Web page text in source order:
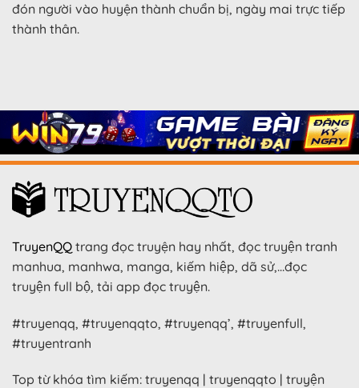
đón người vào huyện thành chuẩn bị, ngày mai trực tiếp
thành thân.
TruyenQQ trang đọc truyện hay nhất, đọc truyện tranh
manhua, manhwa, manga, kiếm hiệp, dã sử,…đọc
truyện full bộ, tải app đọc truyện.
#truyenqq, #truyenqqto, #truyenqq’, #truyenfull,
#truyentranh
Top từ khóa tìm kiếm: truyenqq | truyenqqto | truyện